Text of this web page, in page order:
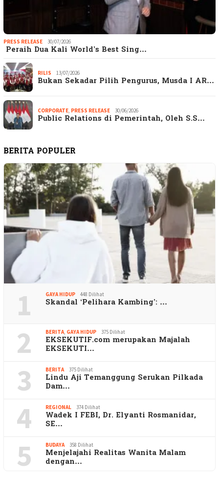
PRESS RELEASE 30/07/2026
Peraih Dua Kali World’s Best Sing…
RILIS 13/07/2026
Bukan Sekadar Pilih Pengurus, Musda I AR…
CORPORATE, PRESS RELEASE 30/06/2026
Public Relations di Pemerintah, Oleh S.S…
BERITA POPULER
1 GAYA HIDUP 448 Dilihat
Skandal ‘Pelihara Kambing’: …
2 BERITA, GAYA HIDUP 375 Dilihat
EKSEKUTIF.com merupakan Majalah
EKSEKUTI…
3 BERITA 375 Dilihat
Lindu Aji Temanggung Serukan Pilkada
Dam…
4 REGIONAL 374 Dilihat
Wadek I FEBI, Dr. Elyanti Rosmanidar,
SE…
5 BUDAYA 358 Dilihat
Menjelajahi Realitas Wanita Malam
dengan…